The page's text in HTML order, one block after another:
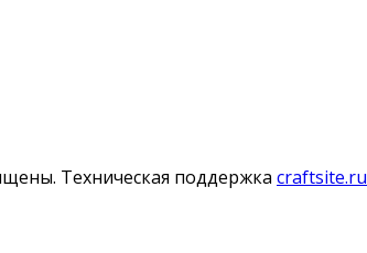
Техническая поддержка craftsite.ru